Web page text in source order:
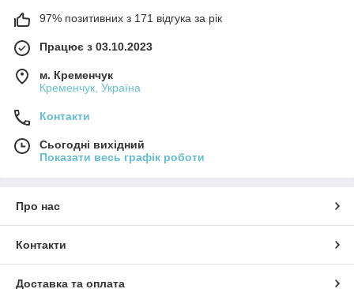
97% позитивних з 171 відгука за рік
Працює з 03.10.2023
м. Кременчук
Кременчук, Україна
Контакти
Сьогодні вихідний
Показати весь графік роботи
Про нас
Контакти
Доставка та оплата